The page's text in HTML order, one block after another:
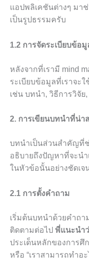
แอปพลิเคชันต่างๆ มา
เป็นรูปธรรมครับ
1.2 การจัดระเบียบข้อมู
หลังจากที่เรามี mind
ระเบียบข้อมูลที่เราจะ
เช่น บทนำ, วิธีการวิจัย
2. การเขียนบทนำที่น่า
บทนำเป็นส่วนสำคัญที่
อธิบายถึงปัญหาที่จะน
ในหัวข้อนั้นอย่างชัดเจ
2.1 การตั้งคำถาม
เริ่มต้นบทนำด้วยคำถา
ติดตามต่อไป พี่แนะนำ
ประเด็นหลักของการศึ
หรือ “เราสามารถทำอ